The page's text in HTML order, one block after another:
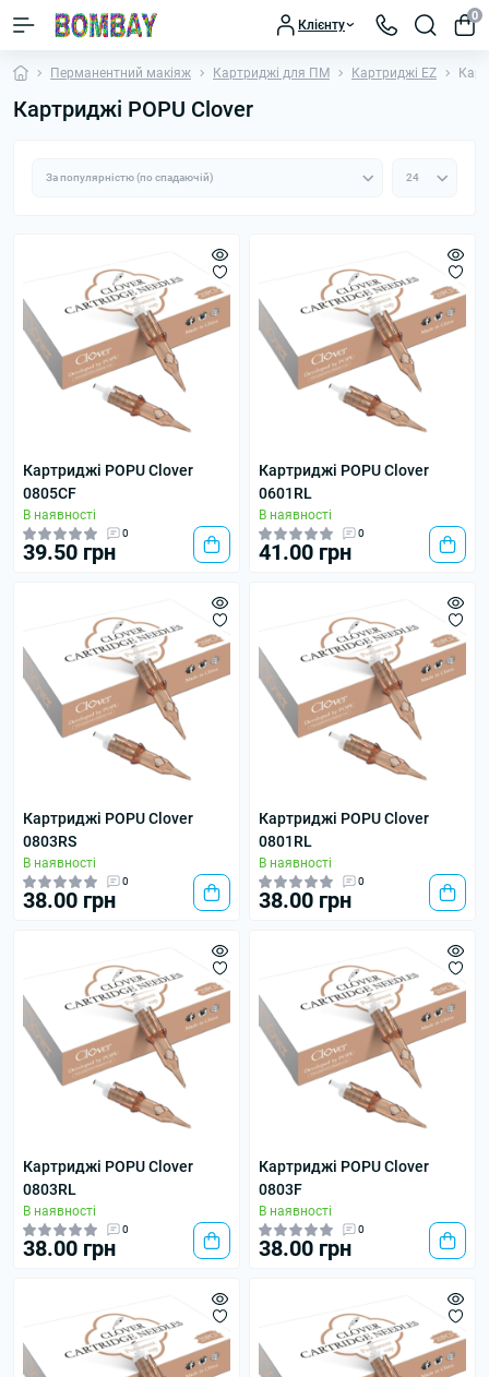
Клієнту
0
Перманентний макіяж Картриджі для ПМ Картриджі EZ
Картриджі POPU Clover
Картриджі POPU Clover
0805CF
В наявності
0
39.50 грн
Картриджі POPU Clover
0601RL
В наявності
0
41.00 грн
Картриджі POPU Clover
0803RS
В наявності
0
38.00 грн
Картриджі POPU Clover
0801RL
В наявності
0
38.00 грн
Картриджі POPU Clover
0803RL
В наявності
0
38.00 грн
Картриджі POPU Clover
0803F
В наявності
0
38.00 грн